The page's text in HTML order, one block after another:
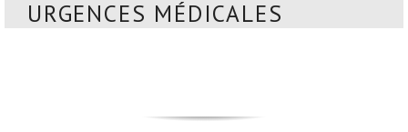
URGENCES MÉDICALES